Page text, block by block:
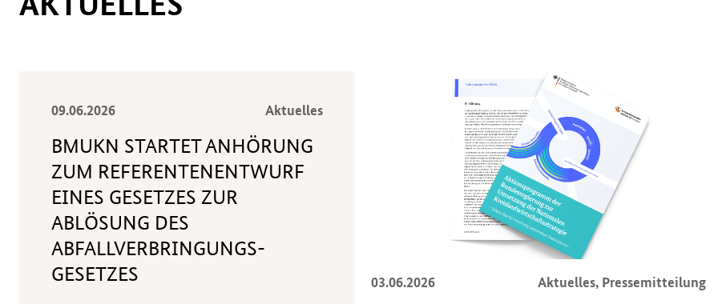
09.06.2026 Aktuelles
BMUKN STARTET ANHÖRUNG
ZUM REFERENTENENTWURF
EINES GESETZES ZUR
ABLÖSUNG DES
ABFALLVERBRINGUNGS-
GESETZES
03.06.2026 Aktuelles, Pressemitteilung